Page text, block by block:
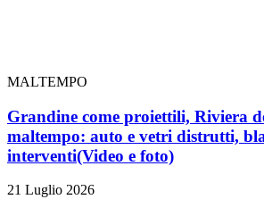
MALTEMPO
Grandine come proiettili, Riviera
maltempo: auto e vetri distrutti,
interventi(Video e foto)
21 Luglio 2026